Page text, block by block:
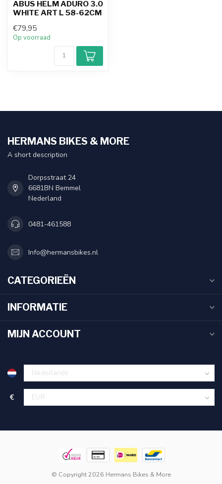
ABUS HELM ADURO 3.0
WHITE ART L 58-62CM
€79,95
Op voorraad
HERMANS BIKES & MORE
A short description
Dorpsstraat 24
6681BN Bemmel
Nederland
0481-461588
Info@hermansbikes.nl
CATEGORIEËN
INFORMATIE
MIJN ACCOUNT
€
© Copyright 2026 Hermans Bikes & More